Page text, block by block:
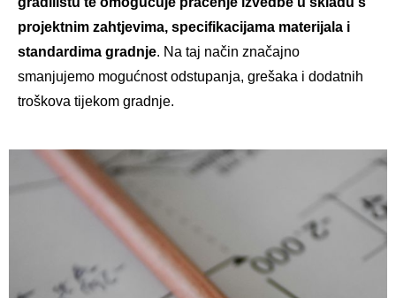
projektnim zahtjevima, specifikacijama materijala i
standardima gradnje. Na taj način značajno
smanjujemo mogućnost odstupanja, grešaka i dodatnih
troškova tijekom gradnje.